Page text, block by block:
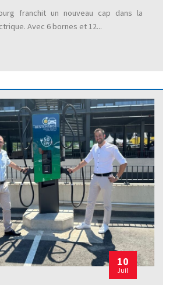
franchit un nouveau cap dans la
Avec 6 bornes et 12...
10
Juil